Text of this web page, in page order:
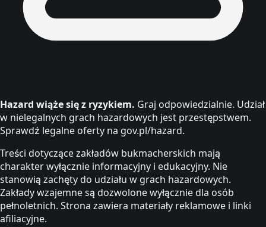
Hazard wiąże się z ryzykiem. Graj odpowiedzialnie. Udział
w nielegalnych grach hazardowych jest przestępstwem.
Sprawdź legalne oferty na gov.pl/hazard.
Treści dotyczące zakładów bukmacherskich mają
charakter wyłącznie informacyjny i edukacyjny. Nie
stanowią zachęty do udziału w grach hazardowych.
Zakłady wzajemne są dozwolone wyłącznie dla osób
pełnoletnich. Strona zawiera materiały reklamowe i linki
afiliacyjne.